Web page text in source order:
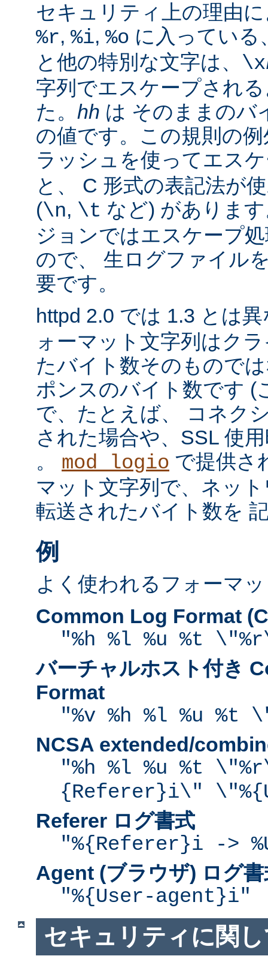
セキュリティ上の理由
%r, %i, %o に入っている
と他の特別な文字は、 \x
字列でエスケープされ
た。 hh は そのままのバ
の値です。この規則の
ラッシュを使ってエス
と、 C 形式の表記法が
(\n, \t など) がありま
ジョンではエスケープ
ので、 生ログファイル
要です。
httpd 2.0 では 1.3 とは
ォーマット文字列はク
たバイト数そのもので
ポンスのバイト数です (
で、たとえば、 コネク
された場合や、SSL 使
。 mod_logio で提供さ
マット文字列で、ネッ
転送されたバイト数を
例
よく使われるフォーマ
Common Log Format
"%h %l %u %t
バーチャルホスト付き
Format
"%v %h %l %u %t
NCSA extended/
"%h %l %u %t
{Referer}i\"
Referer ログ書式
"%{Referer}i ->
Agent (ブラウザ) ログ書
"%{User-agent}i"
セキュリティに関